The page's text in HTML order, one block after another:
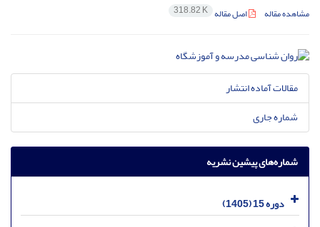
مشاهده مقاله اصل مقاله 318.82 K
مقالات آماده انتشار
شماره جاری
شماره‌های پیشین نشریه
دوره 15 (1405)